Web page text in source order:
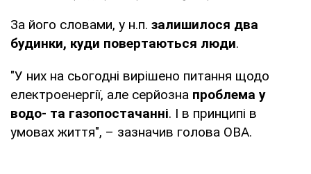
За його словами, у н.п. залишилося два
будинки, куди повертаються люди.
"У них на сьогодні вирішено питання щодо
електроенергії, але серйозна проблема у
водо- та газопостачанні. І в принципі в
умовах життя", – зазначив голова ОВА.